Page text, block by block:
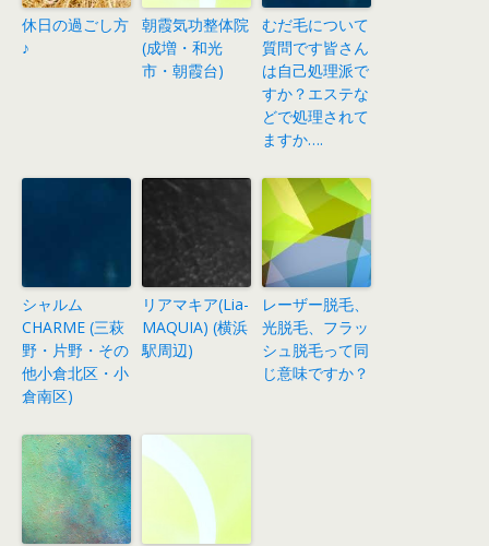
休日の過ごし方
♪
朝霞気功整体院
(成増・和光
市・朝霞台)
むだ毛について
質問です皆さん
は自己処理派で
すか？エステな
どで処理されて
ますか….
シャルム
CHARME (三萩
野・片野・その
他小倉北区・小
倉南区)
リアマキア(Lia-
MAQUIA) (横浜
駅周辺)
レーザー脱毛、
光脱毛、フラッ
シュ脱毛って同
じ意味ですか？